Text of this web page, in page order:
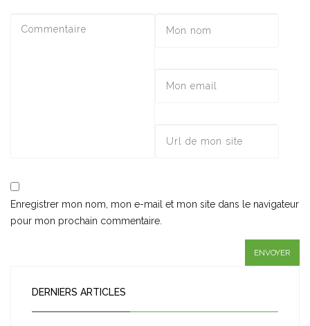
Enregistrer mon nom, mon e-mail et mon site dans le navigateur
pour mon prochain commentaire.
DERNIERS ARTICLES